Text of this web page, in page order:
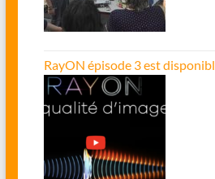
RayON épisode 3 est